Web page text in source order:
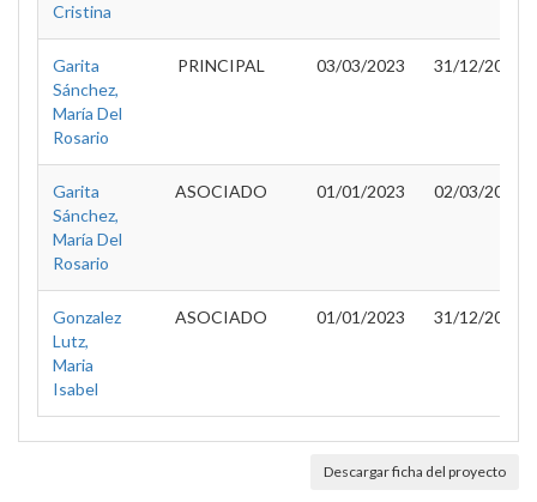
Cristina
Garita
Sánchez,
María Del
Rosario
PRINCIPAL 03/03/2023 31/12/2024
Garita
Sánchez,
María Del
Rosario
ASOCIADO 01/01/2023 02/03/2023
Gonzalez
Lutz,
Maria
Isabel
ASOCIADO 01/01/2023 31/12/2024
Descargar ficha del proyecto